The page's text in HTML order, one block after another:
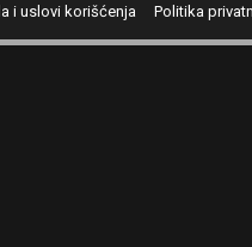
i uslovi korišćenja Politika